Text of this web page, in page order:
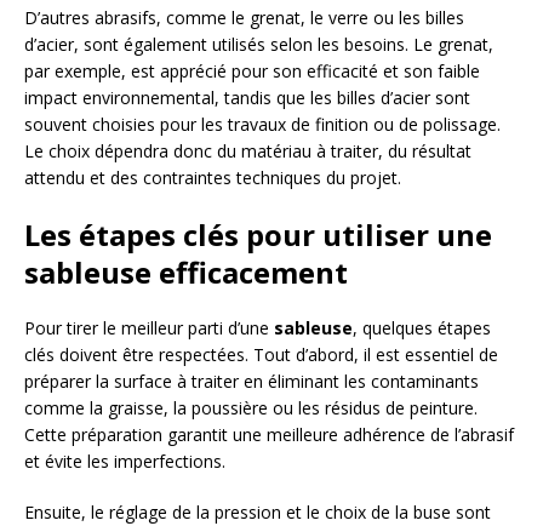
D’autres abrasifs, comme le grenat, le verre ou les billes
d’acier, sont également utilisés selon les besoins. Le grenat,
par exemple, est apprécié pour son efficacité et son faible
impact environnemental, tandis que les billes d’acier sont
souvent choisies pour les travaux de finition ou de polissage.
Le choix dépendra donc du matériau à traiter, du résultat
attendu et des contraintes techniques du projet.
Les étapes clés pour utiliser une
sableuse efficacement
Pour tirer le meilleur parti d’une sableuse, quelques étapes
clés doivent être respectées. Tout d’abord, il est essentiel de
préparer la surface à traiter en éliminant les contaminants
comme la graisse, la poussière ou les résidus de peinture.
Cette préparation garantit une meilleure adhérence de l’abrasif
et évite les imperfections.
Ensuite, le réglage de la pression et le choix de la buse sont